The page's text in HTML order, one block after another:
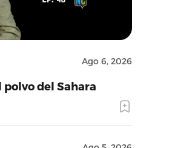
Ago 6, 2026
polvo del Sahara